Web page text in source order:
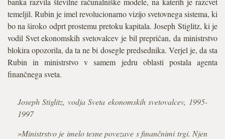
temeljil. Rubin je imel revolucionarno vizijo svetovnega sistema, ki
bo na široko odprt prostemu pretoku kapitala. Joseph Stiglitz, ki je
vodil Svet ekonomskih svetovalcev je bil prepričan, da ministrstvo
blokira opozorila, da ta ne bi dosegle predsednika. Verjel je, da sta
Rubin in ministrstvo v samem jedru oblasti postala agenta
finančnega sveta.
Joseph Stiglitz, vodja Sveta ekonomskih svetovalcev, 1995-
1997
»Ministrstvo je imelo tesne povezave s finančnimi trgi. Njen